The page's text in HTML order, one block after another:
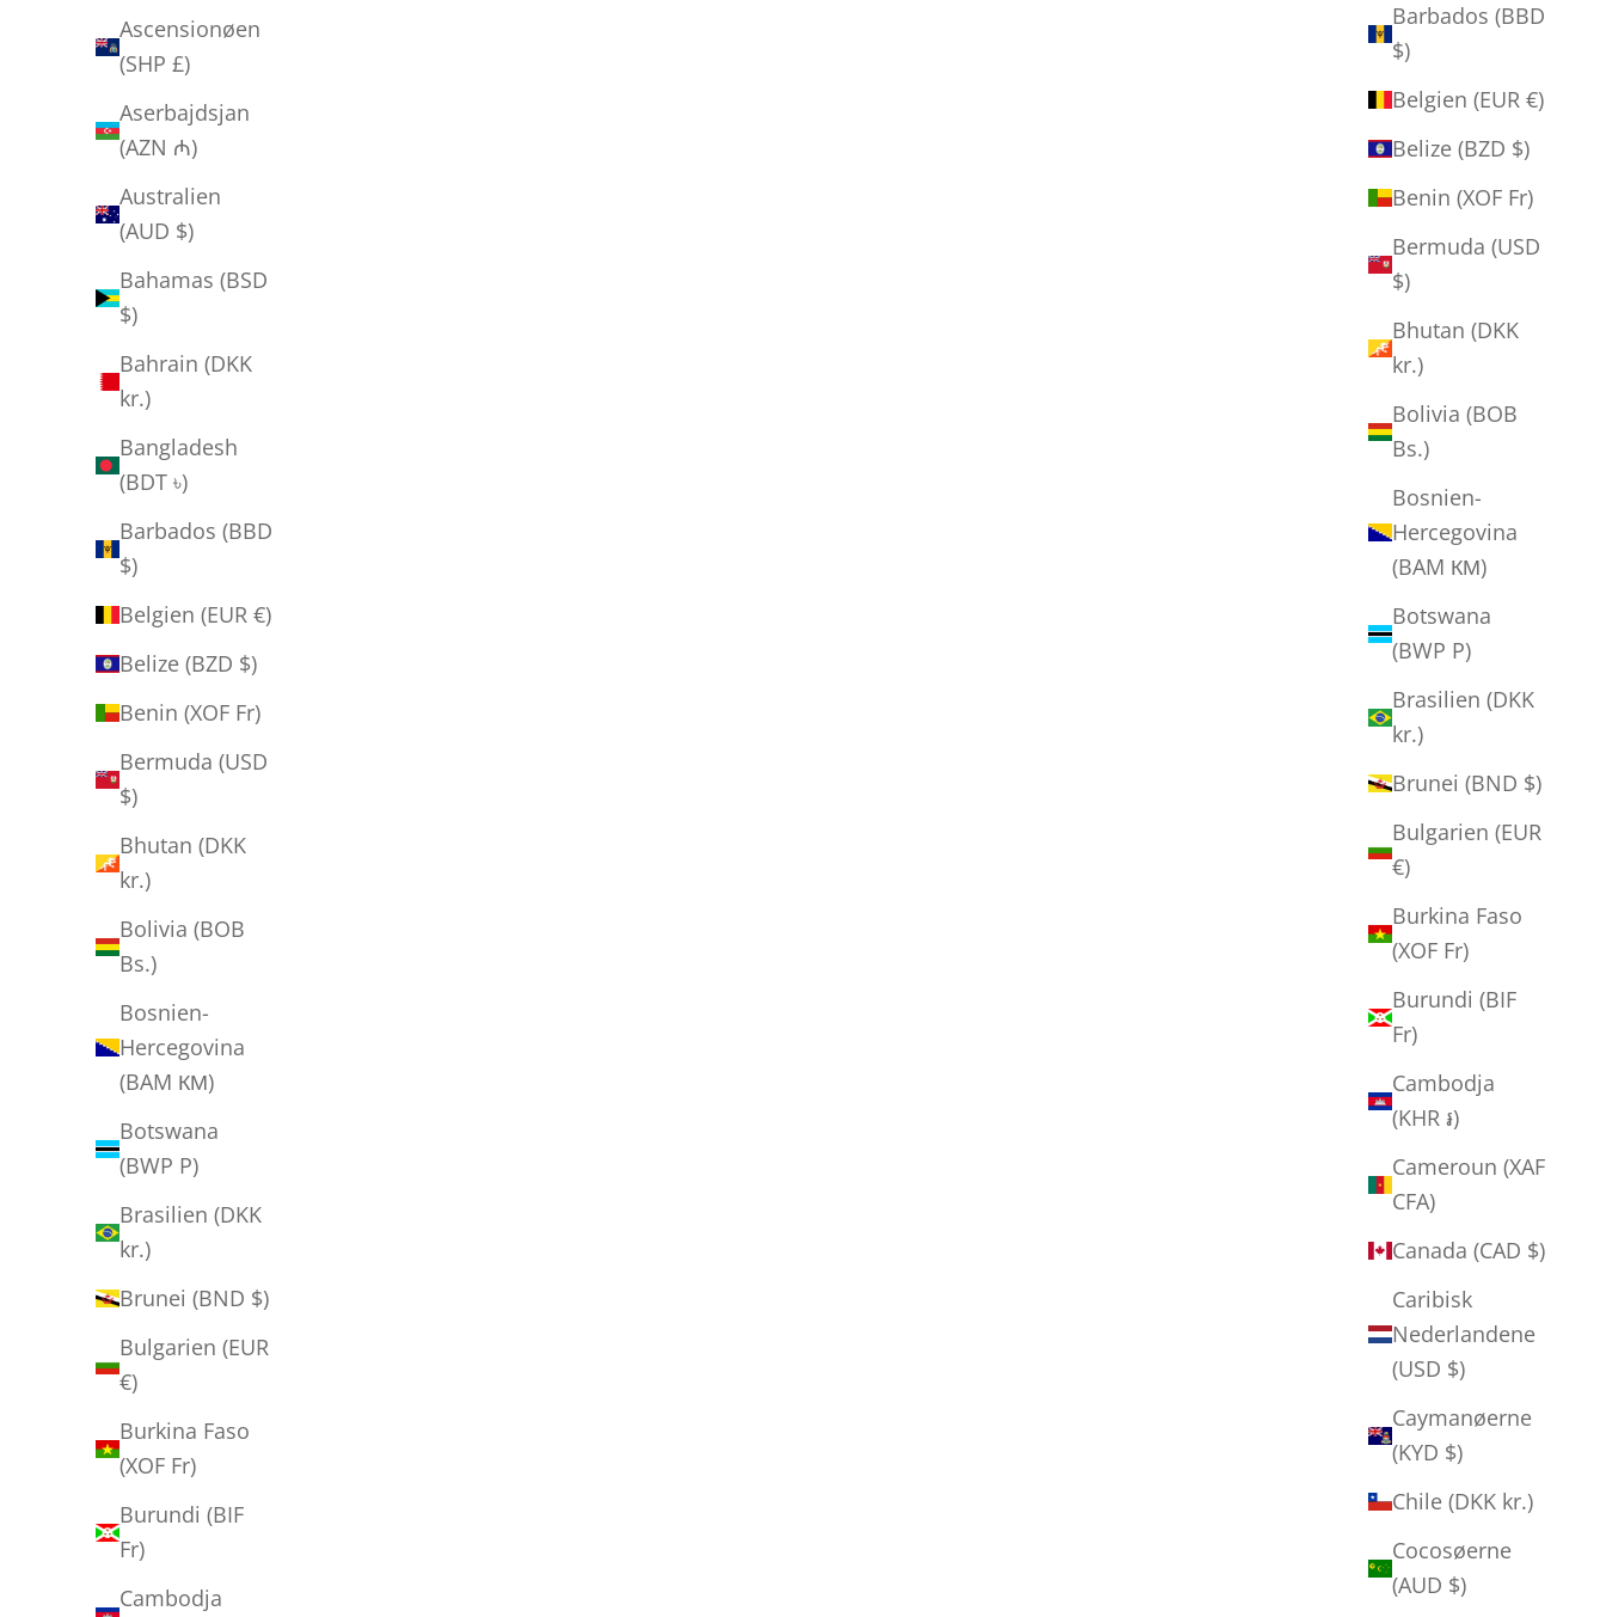
Barbados (BBD
$)
Belgien (EUR €)
Belize (BZD $)
Benin (XOF Fr)
Bermuda (USD
$)
Bhutan (DKK
kr.)
Bolivia (BOB
Bs.)
Bosnien-
Hercegovina
(BAM КМ)
Botswana
(BWP P)
Brasilien (DKK
kr.)
Brunei (BND $)
Bulgarien (EUR
€)
Burkina Faso
(XOF Fr)
Burundi (BIF
Fr)
Cambodja
(KHR ៛)
Cameroun (XAF
CFA)
Canada (CAD $)
Caribisk
Nederlandene
(USD $)
Caymanøerne
(KYD $)
Chile (DKK kr.)
Cocosøerne
(AUD $)
Ascensionøen
(SHP £)
Aserbajdsjan
(AZN ₼)
Australien
(AUD $)
Bahamas (BSD
$)
Bahrain (DKK
kr.)
Bangladesh
(BDT ৳)
Barbados (BBD
$)
Belgien (EUR €)
Belize (BZD $)
Benin (XOF Fr)
Bermuda (USD
$)
Bhutan (DKK
kr.)
Bolivia (BOB
Bs.)
Bosnien-
Hercegovina
(BAM КМ)
Botswana
(BWP P)
Brasilien (DKK
kr.)
Brunei (BND $)
Bulgarien (EUR
€)
Burkina Faso
(XOF Fr)
Burundi (BIF
Fr)
Cambodja
SPAR 750,00 KR
Doris Bloom - "5" Mornimuagebsa
Salgspris
750,00 kr
2.000,00 kr
SPAR 500,00 KR
Per Børge Maltesen - "Parti fra Loenstrup 2"
Salgspris
300,00 kr
Peter Madsen - "Troldeliv 2"